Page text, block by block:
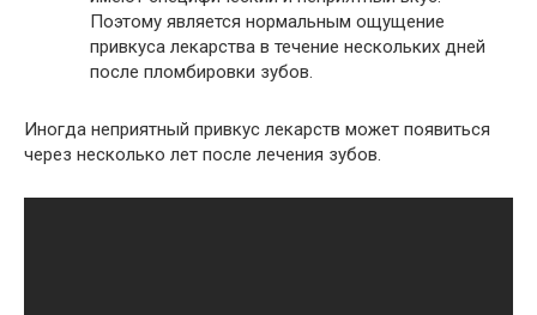
Поэтому является нормальным ощущение
привкуса лекарства в течение нескольких дней
после пломбировки зубов.
Иногда неприятный привкус лекарств может появиться
через несколько лет после лечения зубов.